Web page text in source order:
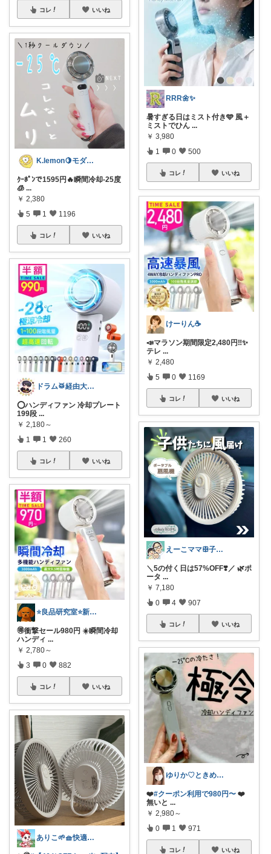
コレ いいね
K.lemon🍋モダン+家事楽+🐶
ｸｰﾎﾟﾝで1595円🔥瞬間冷却-25度
🧊 ...
￥ 2,380
5 1 1196
コレ いいね
ドラム🥁経由大感謝🉐
⭕️ハンディファン 冷却プレート
199段 ...
￥ 2,180～
1 1 260
コレ いいね
⭐良品研究室⭐新潟県民のオススメ🍙お米
🉐衝撃セール980円 ☀️瞬間冷却
ハンディ ...
￥ 2,780～
3 0 882
コレ いいね
ありこ🌱🧺快適な暮らし雑貨🌻
RRR🌼✨
暑すぎる日はミスト付き🩵 風＋
ミストでひん ...
￥ 3,980
1 0 500
コレ いいね
けーりん☕️
📣マラソン期間限定2,480円‼️✨
テレ ...
￥ 2,480
5 0 1169
コレ いいね
えーこママꕥ子供達と夏を楽しむぞ☀️
＼5の付く日は57%OFF❣️／ 🌿ポ
ータ ...
￥ 7,180
0 4 907
コレ いいね
ゆりか♡ときめく暮らしと服✨️
❤️#クーポン利用で980円〜 ❤️
無いと ...
￥ 2,980～
0 1 971
コレ いいね